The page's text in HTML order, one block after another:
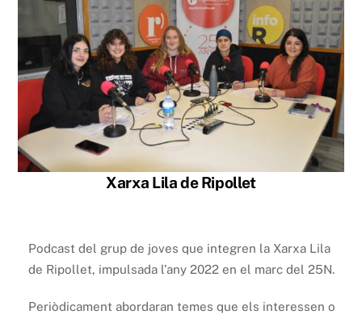
Xarxa Lila de Ripollet
Podcast del grup de joves que integren la Xarxa Lila
de Ripollet, impulsada l’any 2022 en el marc del 25N.
Periòdicament abordaran temes que els interessen o